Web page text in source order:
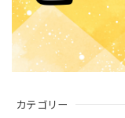
カテゴリー